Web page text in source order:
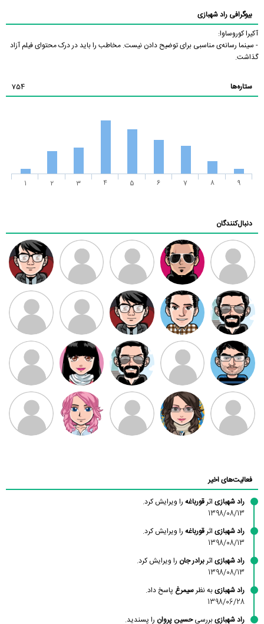
بیوگرافی راد شهبازی
آکیرا کوروساوا:
- سینما رسانه‌ی مناسبی برای توضیح دادن نیست. مخاطب را باید در درک محتوای فیلم آزاد
گذاشت.
ستاره‌ها 754
1 2 3 4 5 6 7 8 9
دنبال‌کنندگان
ممدرضا رضا کاظمی زهرا ~ ابتین
سید محمد
موسوی
مهدی فرهمند مهدی سلطانی داود رضیی
طرفدار میلی
بابی براون
کیوان کیانی
سامان راحمی امیردلتا امیروو ملیکا منتظری عارفه داستانپور
فعالیت‌های اخیر
راد شهبازی اثرقورباغه را ویرایش کرد.
1398/08/13
راد شهبازی اثرقورباغه را ویرایش کرد.
1398/08/13
راد شهبازی اثربرادر جان را ویرایش کرد.
1398/08/13
راد شهبازیبه نظرسیمرغ پاسخ داد.
1398/06/28
راد شهبازیبررسیحسین پروان را پسندید.